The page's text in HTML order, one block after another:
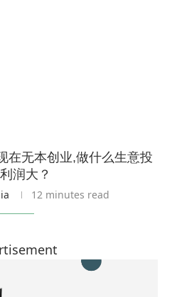
在无本创业,做什么生意投
润大？
12 minutes read